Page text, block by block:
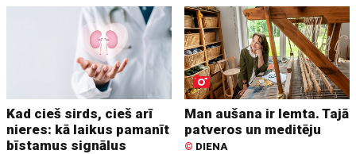
Kad cieš sirds, cieš arī
nieres: kā laikus pamanīt
bīstamus signālus
Man aušana ir lemta. Tajā
patveros un meditēju
© DIENA